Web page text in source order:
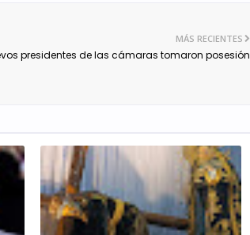
MÁS RECIENTES
presidentes de las cámaras tomaron posesión